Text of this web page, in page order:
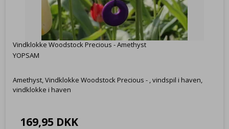
Vindklokke Woodstock Precious - Amethyst
YOPSAM
Amethyst, Vindklokke Woodstock Precious - , vindspil i haven,
vindklokke i haven
169,95 DKK